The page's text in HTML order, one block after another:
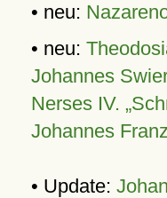
• neu:
• neu:
Johannes
Nerses IV.
Johannes
• Update: